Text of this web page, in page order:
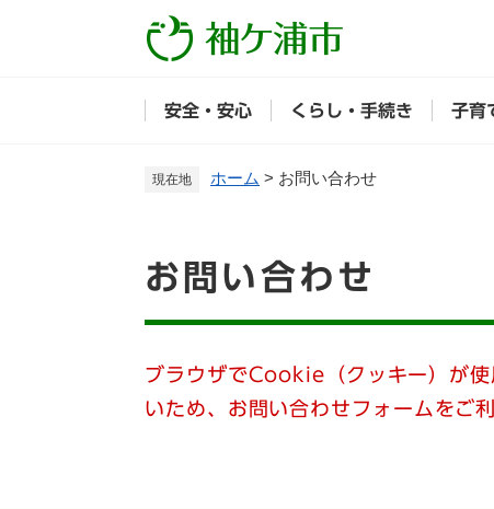
安全・安心 くらし・手続き 子育
現在地 ホーム > お問い合わせ
文
お問い合わせ
ブラウザでCookie（クッキー）が
いため、お問い合わせフォームをご